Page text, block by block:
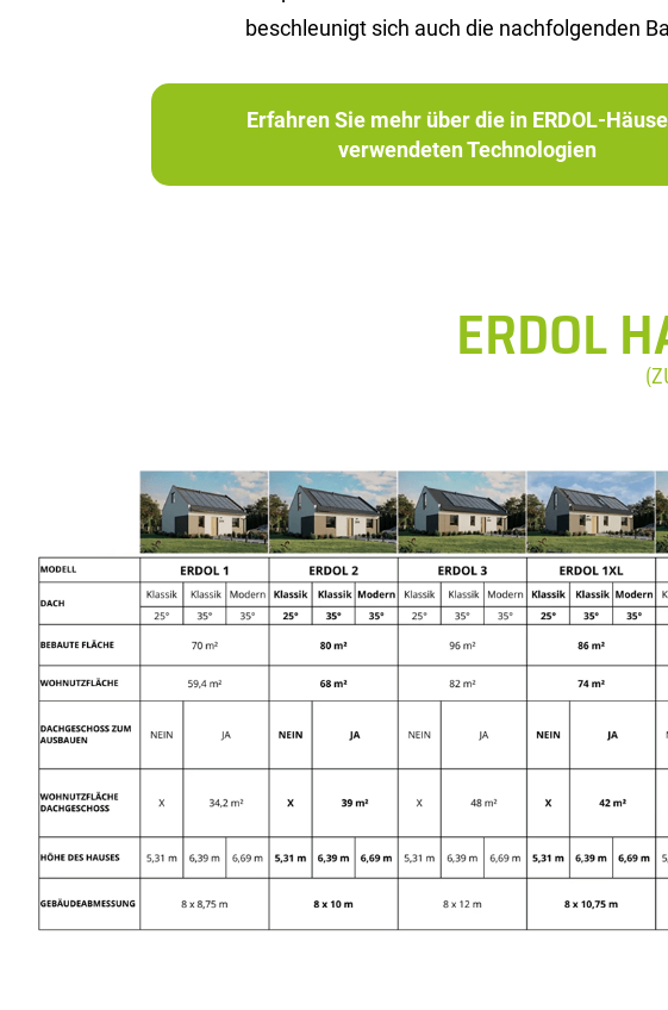
be­schleu­nigt sich auch die nach­fol­gen­den
Erfahren Sie mehr über die in ERDOL-
verwendeten Technologien
ERDOL